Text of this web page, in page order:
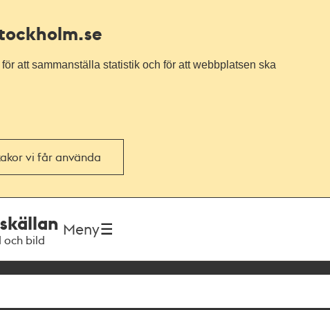
att sammanställa statistik och för att webbplatsen ska
vi får använda
och bild
Meny